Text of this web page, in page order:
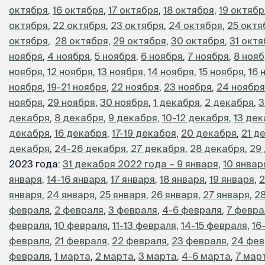
октября, 16 октября, 17 октября, 18 октября, 19
октября, 22 октября, 23 октября, 24 октября, 25
октября, 28 октября, 29 октября, 30 октября, 31
ноября, 4 ноября, 5 ноября, 6 ноября, 7 ноября, 8
ноября, 12 ноября, 13 ноября, 14 ноября, 15 ноября, 16
ноября, 19-21 ноября, 22 ноября, 23 ноября, 24 ноября
ноября, 29 ноября, 30 ноября, 1 декабря, 2 декабря,
декабря, 8 декабря, 9 декабря, 10-12 декабря, 13
декабря, 16 декабря, 17-19 декабря, 20 декабря, 21
декабря, 24-26 декабря, 27 декабря, 28 декабря, 29
2023 года: 31 декабря 2022 года – 9 января, 10
января, 14-16 января, 17 января, 18 января, 19 января,
января, 24 января, 25 января, 26 января, 27 января,
февраля, 2 февраля, 3 февраля, 4-6 февраля, 7
февраля, 10 февраля, 11-13 февраля, 14-15 февраля,
февраля, 21 февраля, 22 февраля, 23 февраля, 24
февраля, 1 марта, 2 марта, 3 марта, 4-6 марта, 7